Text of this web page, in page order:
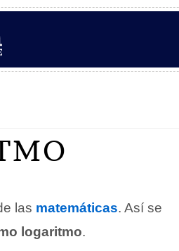
las matemáticas. Así se
logaritmo.